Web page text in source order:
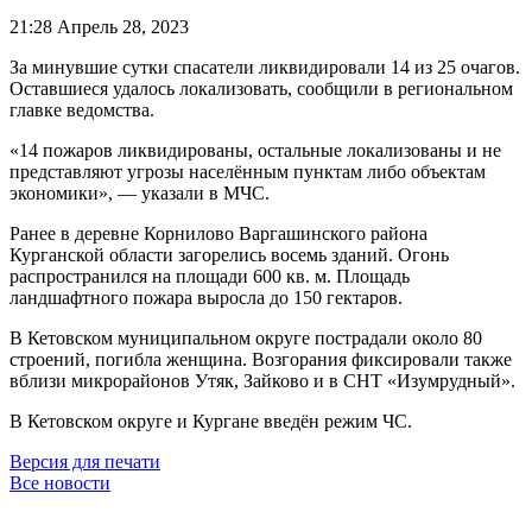
21:28 Апрель 28, 2023
За минувшие сутки спасатели ликвидировали 14 из 25 очагов.
Оставшиеся удалось локализовать, сообщили в региональном
главке ведомства.
«14 пожаров ликвидированы, остальные локализованы и не
представляют угрозы населённым пунктам либо объектам
экономики», — указали в МЧС.
Ранее в деревне Корнилово Варгашинского района
Курганской области загорелись восемь зданий. Огонь
распространился на площади 600 кв. м. Площадь
ландшафтного пожара выросла до 150 гектаров.
В Кетовском муниципальном округе пострадали около 80
строений, погибла женщина. Возгорания фиксировали также
вблизи микрорайонов Утяк, Зайково и в СНТ «Изумрудный».
В Кетовском округе и Кургане введён режим ЧС.
Версия для печати
Все новости